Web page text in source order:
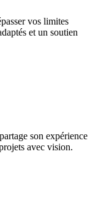
vos limites
et un soutien
son expérience
avec vision.